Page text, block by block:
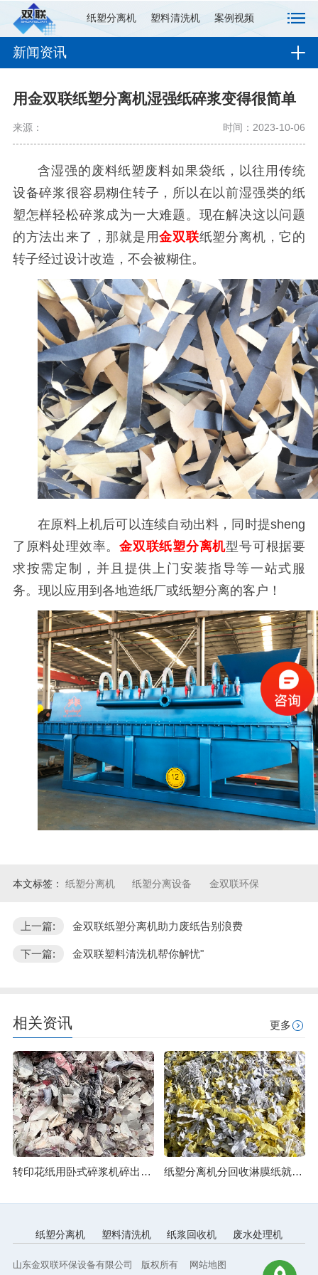
纸塑分离机 塑料清洗机 案例视频
新闻资讯
用金双联纸塑分离机湿强纸碎浆变得很简单
来源： 时间：2023-10-06
含湿强的废料纸塑废料如果袋纸，以往用传统
设备碎浆很容易糊住转子，所以在以前湿强类的纸
塑怎样轻松碎浆成为一大难题。现在解决这以问题
的方法出来了，那就是用金双联纸塑分离机，它的
转子经过设计改造，不会被糊住。
在原料上机后可以连续自动出料，同时提sheng
了原料处理效率。金双联纸塑分离机型号可根据要
求按需定制，并且提供上门安装指导等一站式服
务。现以应用到各地造纸厂或纸塑分离的客户！
本文标签： 纸塑分离机 纸塑分离设备 金双联环保
上一篇: 金双联纸塑分离机助力废纸告别浪费
下一篇: 金双联塑料清洗机帮你解忧"
相关资讯 更多
转印花纸用卧式碎浆机碎出细腻纸浆 纸塑分离机分回收淋膜纸就是分得开
纸塑分离机 塑料清洗机 纸浆回收机 废水处理机
山东金双联环保设备有限公司 版权所有 网站地图